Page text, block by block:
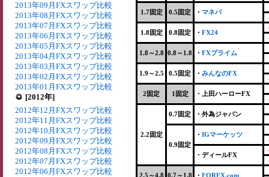
2013年09月FXスワップ比較
2013年08月FXスワップ比較
2013年07月FXスワップ比較
2013年06月FXスワップ比較
2013年05月FXスワップ比較
2013年04月FXスワップ比較
2013年03月FXスワップ比較
2013年02月FXスワップ比較
2013年01月FXスワップ比較
[2012年]
2012年12月FXスワップ比較
2012年11月FXスワップ比較
2012年10月FXスワップ比較
2012年09月FXスワップ比較
2012年08月FXスワップ比較
2012年07月FXスワップ比較
2012年06月FXスワップ比較
1.7固定 0.5固定 ・ マネパ
1.8固定 0.8固定 ・ FX24
1.8～2.8 0.8～1.8 ・ FXプライム
1.9～2.5 0.5固定 ・ みんなのFX
2固定 1固定 ・上田ハーローFX
2.2固定
0.7固定 ・外為ジャパン
0.9固定
・ IGマーケッツ
・ディールFX
2.5～4.8 0.7～1.8 ・ FOREX.com